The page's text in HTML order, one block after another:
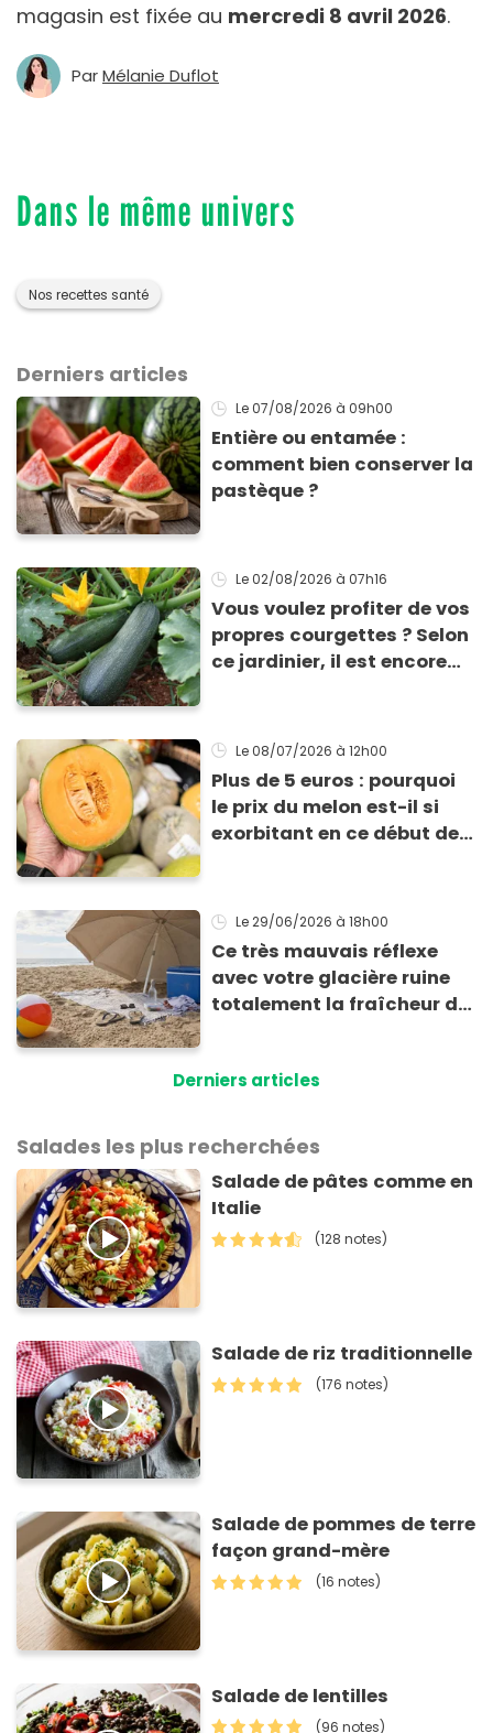
magasin est fixée au mercredi 8 avril 2026.
ParMélanie Duflot
Dans le même univers
Nos recettes santé
Derniers articles
Le 07/08/2026 à 09h00
Entière ou entamée :
comment bien conserver la
pastèque ?
Le 02/08/2026 à 07h16
Vous voulez profiter de vos
propres courgettes ? Selon
ce jardinier, il est encore
l’été !
Le 08/07/2026 à 12h00
Plus de 5 euros : pourquoi
le prix du melon est-il si
exorbitant en ce début de
Le 29/06/2026 à 18h00
Ce très mauvais réflexe
avec votre glacière ruine
totalement la fraîcheur de
Derniers articles
Salades les plus recherchées
Salade de pâtes comme en
Italie
(128 notes)
Salade de riz traditionnelle
(176 notes)
Salade de pommes de terre
façon grand-mère
(16 notes)
Salade de lentilles
(96 notes)